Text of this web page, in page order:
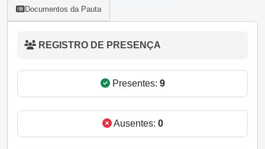
Documentos da Pauta
REGISTRO DE PRESENÇA
Presentes: 9
Ausentes: 0